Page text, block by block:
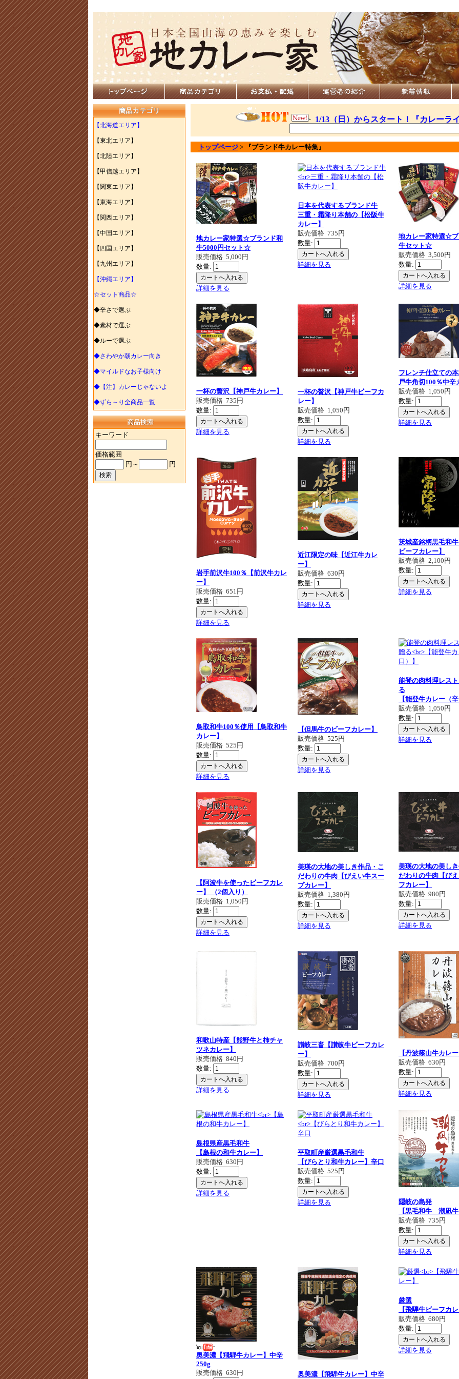
【北海道エリア】
【東北エリア】
【北陸エリア】
【甲信越エリア】
【関東エリア】
【東海エリア】
【関西エリア】
【中国エリア】
【四国エリア】
【九州エリア】
【沖縄エリア】
☆セット商品☆
◆辛さで選ぶ
◆素材で選ぶ
◆ルーで選ぶ
◆さわやか朝カレー向き
◆マイルドなお子様向け
◆【注】カレーじゃないよ
◆ずら～り全商品一覧
キーワード
価格範囲
円～
円
トップページ > 『ブランド牛カレー特集』
地カレー家特選☆ブランド和
牛5000円セット☆
販売価格 5,000円
数量:
詳細を見る
日本を代表するブランド牛
三重・霜降り本舗の【松阪牛
カレー】
販売価格 735円
数量:
詳細を見る
地カレー家特選☆
牛セット☆
販売価格 3,500円
数量:
詳細を見る
一杯の贅沢【神戸牛カレー】
販売価格 735円
数量:
詳細を見る
一杯の贅沢【神戸牛ビーフカ
レー】
販売価格 1,050円
数量:
詳細を見る
フレンチ仕立ての
戸牛角切100％中辛
販売価格 1,050円
数量:
詳細を見る
岩手前沢牛100％【前沢牛カレ
ー】
販売価格 651円
数量:
詳細を見る
近江限定の味【近江牛カレ
ー】
販売価格 630円
数量:
詳細を見る
茨城産銘柄黒毛和
ビーフカレー】
販売価格 2,100円
数量:
詳細を見る
鳥取和牛100％使用【鳥取和牛
カレー】
販売価格 525円
数量:
詳細を見る
【但馬牛のビーフカレー】
販売価格 525円
数量:
詳細を見る
能登の肉料理レス
る
【能登牛カレー（
販売価格 1,050円
数量:
詳細を見る
【阿波牛を使ったビーフカレ
ー】 （2個入り）
販売価格 1,050円
数量:
詳細を見る
美瑛の大地の美しき作品・こ
だわりの牛肉【びえい牛スー
プカレー】
販売価格 1,380円
数量:
詳細を見る
美瑛の大地の美し
だわりの牛肉【び
フカレー】
販売価格 980円
数量:
詳細を見る
和歌山特産【熊野牛と柿チャ
ツネカレー】
販売価格 840円
数量:
詳細を見る
讃岐三畜【讃岐牛ビーフカレ
ー】
販売価格 700円
数量:
詳細を見る
【丹波篠山牛カレ
販売価格 630円
数量:
詳細を見る
島根県産黒毛和牛
【島根の和牛カレー】
販売価格 630円
数量:
詳細を見る
平取町産厳選黒毛和牛
【びらとり和牛カレー】辛口
販売価格 525円
数量:
詳細を見る
隠岐の島発
【黒毛和牛 潮凪
販売価格 735円
数量:
詳細を見る
奥美濃【飛騨牛カレー】中辛
250g
販売価格 630円
奥美濃【飛騨牛カレー】中辛
厳選
【飛騨牛ビーフカ
販売価格 680円
数量:
詳細を見る